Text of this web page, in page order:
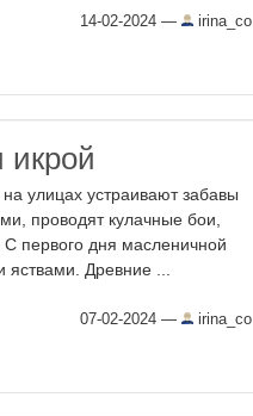
14-02-2024 — irina_co
улицах устраивают забавы
проводят кулачные бои,
первого дня масленичной
Древние ...
07-02-2024 — irina_co